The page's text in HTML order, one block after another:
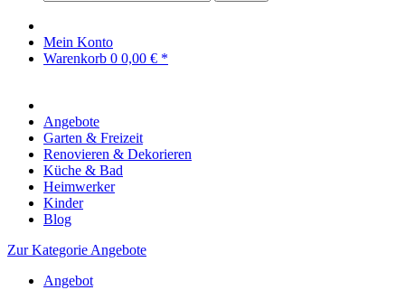
Mein Konto
Warenkorb 0 0,00 € *
Angebote
Garten & Freizeit
Renovieren & Dekorieren
Küche & Bad
Heimwerker
Kinder
Blog
Zur Kategorie Angebote
Angebot